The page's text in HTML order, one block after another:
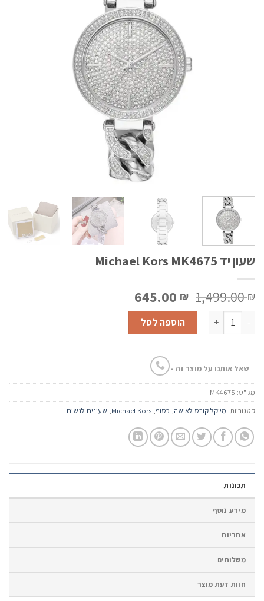
שעון יד Michael Kors MK4675
1,499.00₪ המחיר
המקורי
היה:
1,499.00 ₪.
645.00 ₪
הנוכחי
645.00 ₪.
כמות של שעון יד Michael Kors MK4675 הוספה לסל
שאל אותנו על מוצר זה -
מק"ט: MK4675
קטגוריות: מייקל קורס לאישה, כסוף,
Michael Kors
, שעונים לנשים
תכונות
מידע נוסף
אחריות
משלוחים
חוות דעת מוצר